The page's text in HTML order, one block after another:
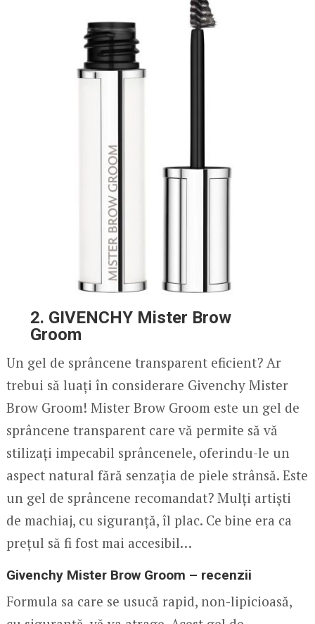
2. GIVENCHY Mister Brow
Groom
Un gel de sprâncene transparent eficient? Ar
trebui să luați în considerare Givenchy Mister
Brow Groom! Mister Brow Groom este un gel de
sprâncene transparent care vă permite să vă
stilizați impecabil sprâncenele, oferindu-le un
aspect natural fără senzația de piele strânsă. Este
un gel de sprâncene recomandat? Mulți artiști
de machiaj, cu siguranță, îl plac. Ce bine era ca
prețul să fi fost mai accesibil…
Givenchy Mister Brow Groom – recenzii
Formula sa care se usucă rapid, non-lipicioasă,